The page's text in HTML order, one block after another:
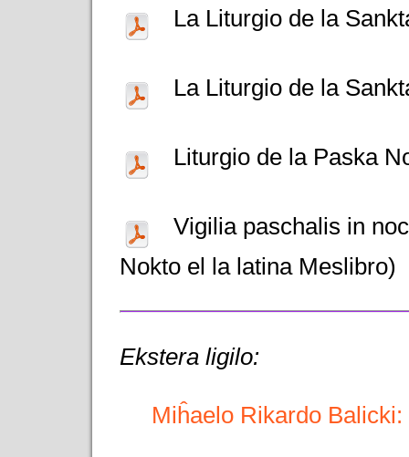
La Liturgio de la
La Liturgio de la
Liturgio de la Paska
Vigilia paschalis in
Nokto el la latina Meslibro)
Ekstera ligilo:
Miĥaelo Rikardo